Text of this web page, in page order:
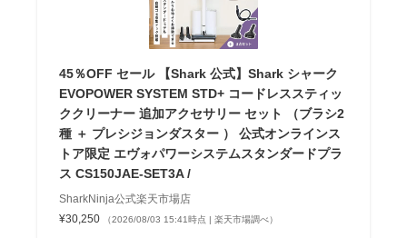
45％OFF セール 【Shark 公式】Shark シャーク
EVOPOWER SYSTEM STD+ コードレススティッ
ククリーナー 追加アクセサリー セット （ブラシ2
種 ＋ プレシジョンダスター ） 公式オンラインス
トア限定 エヴォパワーシステムスタンダードプラ
ス CS150JAE-SET3A /
SharkNinja公式楽天市場店
¥30,250
（2026/08/03 15:41時点 | 楽天市場調べ）